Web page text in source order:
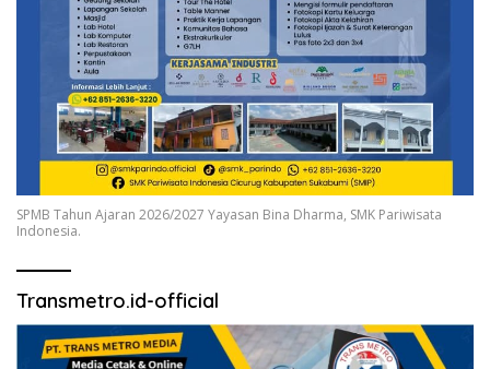
SPMB Tahun Ajaran 2026/2027 Yayasan Bina Dharma, SMK Pariwisata
Indonesia.
Transmetro.id-official